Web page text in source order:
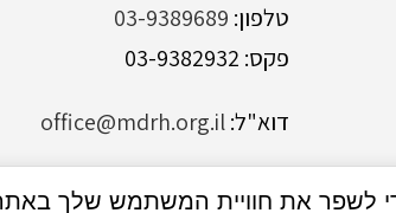
טלפון: 03-9389689
פקס: 03-9382932
דוא"ל:office@mdrh.org.il